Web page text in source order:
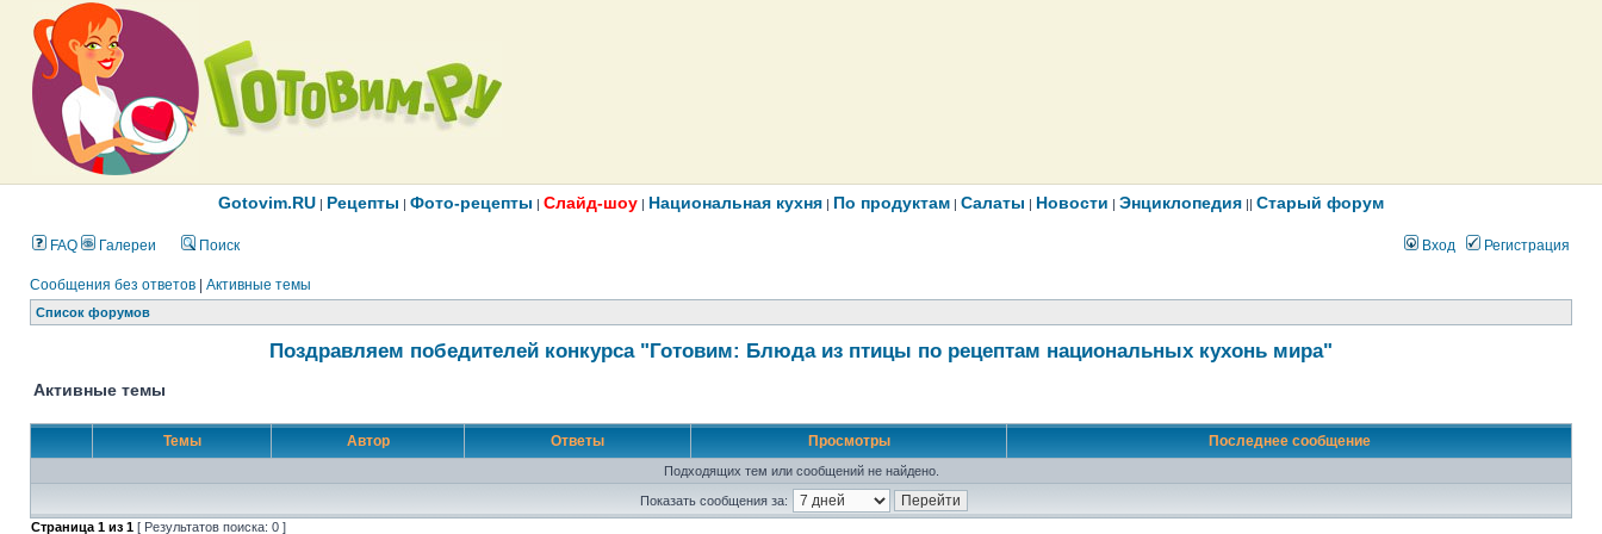
Gotovim.RU | Рецепты | Фото-рецепты | Слайд-шоу | Национальная кухня | По продуктам | Салаты | Новости | Энциклопедия || Старый форум
FAQ Галереи Поиск Вход Регистрация
Сообщения без ответов Активные темы
Список форумов
Поздравляем победителей конкурса "Готовим: Блюда из птицы по рецептам национальных кухонь мира"
Активные темы
Темы Автор Ответы Просмотры Последнее сообщение
Подходящих тем или сообщений не найдено.
Показать сообщения за:
Страница 1 из 1 [ Результатов поиска: 0 ]